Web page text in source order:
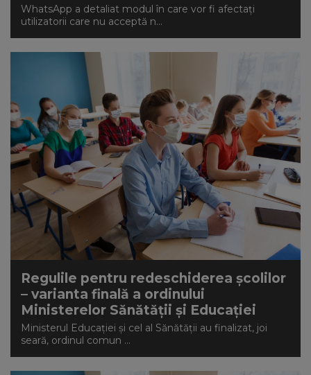
WhatsApp a detaliat modul în care vor fi afectaţi
utilizatorii care nu acceptă n...
Regulile pentru redeschiderea școlilor
– varianta finală a ordinului
Ministerelor Sănătății și Educației
Ministerul Educaţiei și cel al Sănătății au finalizat, joi
seară, ordinul comun ...